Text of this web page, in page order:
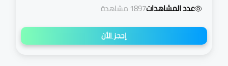
عدد المشاهدات1897 مشاهدة
إحجز الأن